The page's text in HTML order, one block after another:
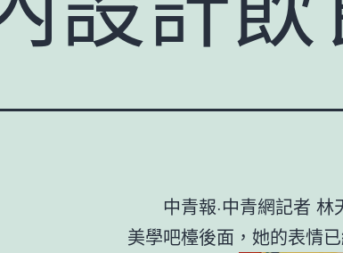
中青報·中青網記者
美學吧檯後面，她的表情